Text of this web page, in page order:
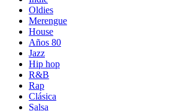
Oldies
Merengue
House
Años 80
Jazz
Hip hop
R&B
Rap
Clásica
Salsa